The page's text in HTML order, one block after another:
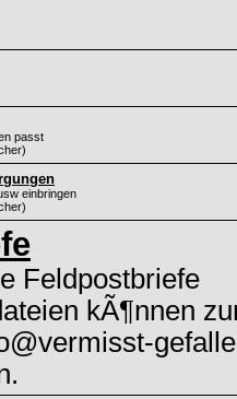
passt
einbringen
Feldpostbriefe
kÃ¶nnen